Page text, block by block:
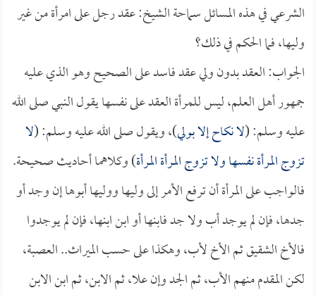
الشرعي في هذه المسائل سماحة الشيخ: عقد رجل على امرأة من غير
وليها، فما الحكم في ذلك؟
الجواب: العقد بدون ولي عقد فاسد على الصحيح وهو الذي عليه
جمهور أهل العلم، ليس للمرأة العقد على نفسها يقول النبي صلى الله
عليه وسلم: (لا نكاح إلا بولي)، ويقول صلى الله عليه وسلم: (لا
تزوج المرأة نفسها ولا تزوج المرأة المرأة) وكلاهما أحاديث صحيحة.
فالواجب على المرأة أن ترفع الأمر إلى وليها ووليها أبوها إن وجد أو
جدها، فإن لم يوجد أب ولا جد فابنها أو ابن ابنها، فإن لم يوجدوا
فالأخ الشقيق ثم الأخ لأب، وهكذا على حسب الميراث.. العصبة،
لكن المقدم منهم الأب، ثم الجد وإن علا، ثم الابن، ثم ابن الابن